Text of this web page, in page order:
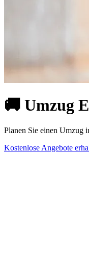
🚚 Umzug
Planen Sie einen Umzug
Kostenlose Angebote